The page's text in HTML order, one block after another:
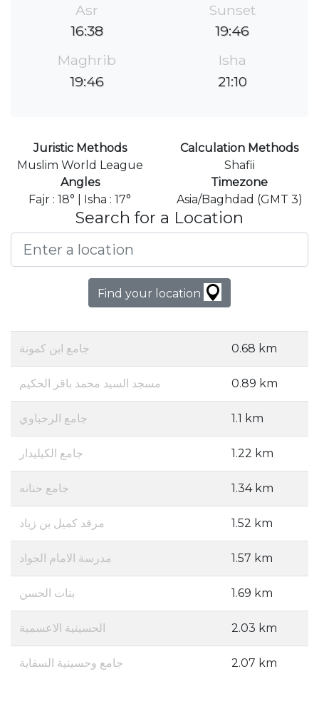
Asr
16:38
Sunset
19:46
Maghrib
19:46
Isha
21:10
Juristic Methods
Muslim World League
Calculation Methods
Shafii
Angles
Fajr : 18° | Isha : 17°
Timezone
Asia/Baghdad (GMT 3)
Search for a Location
Find your location
جامع ابن كمونة 0.68 km
مسجد السيد محمد باقر الحكيم 0.89 km
جامع الرحباوي 1.1 km
جامع الكيليدار 1.22 km
جامع حنانه 1.34 km
مرقد كميل بن زياد 1.52 km
مدرسة الامام الجواد 1.57 km
بنات الحسن 1.69 km
الحسينية الاعسمية 2.03 km
جامع وحسينية السقاية 2.07 km